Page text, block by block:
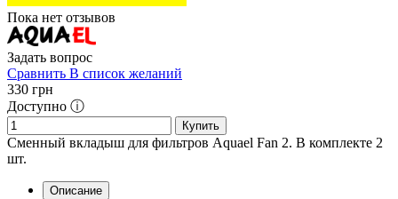
Пока нет отзывов
Задать вопрос
Сравнить В список желаний
330 грн
Доступно ⓘ
Купить
Сменный вкладыш для фильтров Aquael Fan 2. В комплекте 2
шт.
Описание